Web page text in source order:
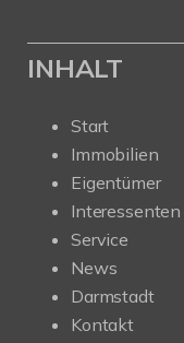
INHALT
Start
Immobilien
Eigentümer
Interessenten
Service
News
Darmstadt
Kontakt